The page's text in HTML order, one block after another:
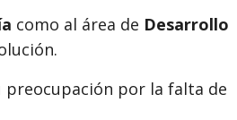
como al área de Desarrollo
por la falta de